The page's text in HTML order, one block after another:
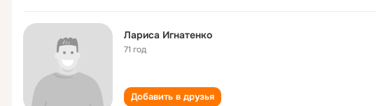
Лариса Игнатенко
71 год
Добавить в друзья